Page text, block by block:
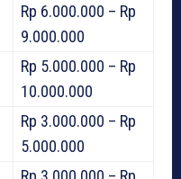
Rp 6.000.000 – Rp
9.000.000
Rp 5.000.000 – Rp
10.000.000
Rp 3.000.000 – Rp
5.000.000